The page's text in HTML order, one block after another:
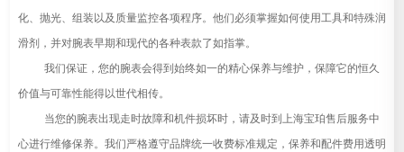
化、抛光、组装以及质量监控各项程序。他们必须掌握如何使用工具和特殊润
滑剂，并对腕表早期和现代的各种表款了如指掌。
我们保证，您的腕表会得到始终如一的精心保养与维护，保障它的恒久
价值与可靠性能得以世代相传。
当您的腕表出现走时故障和机件损坏时，请及时到上海宝珀售后服务中
心进行维修保养。我们严格遵守品牌统一收费标准规定，保养和配件费用透明